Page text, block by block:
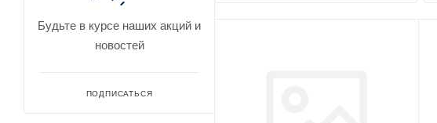
Будьте в курсе наших акций и
новостей
ПОДПИСАТЬСЯ